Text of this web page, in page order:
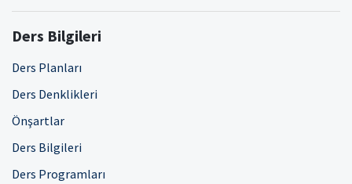
Ders Bilgileri
Ders Planları
Ders Denklikleri
Önşartlar
Ders Bilgileri
Ders Programları